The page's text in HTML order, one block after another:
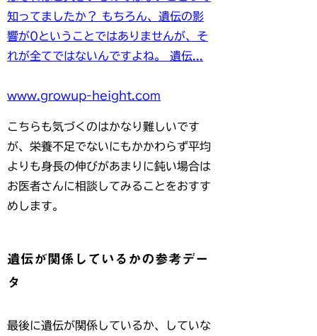
知ってましたか？ もちろん、遺伝の影
響が0ということではありませんが、そ
れが全てではないんですよね。 遺伝...
www.growup-height.com
こちらも気づくのはかなり難しいです
が、栄養不足でないにもかかわらず平均
よりも身長の伸びがあまりに鈍い場合は
お医者さんに相談してみることをおすす
めします。
遺伝が関係しているかの参考デー
タ
最後に遺伝が関係しているか、していな